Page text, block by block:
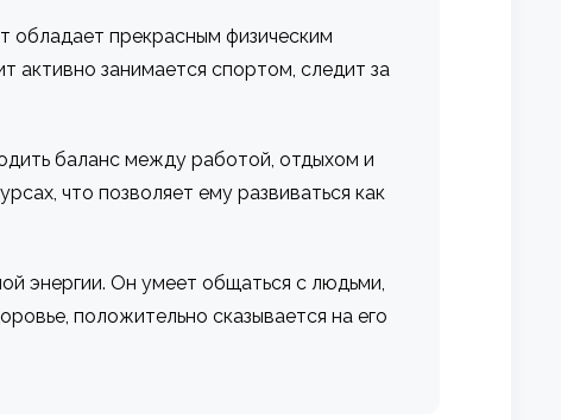
обладает прекрасным физическим
активно занимается спортом, следит за
баланс между работой, отдыхом и
что позволяет ему развиваться как
энергии. Он умеет общаться с людьми,
положительно сказывается на его